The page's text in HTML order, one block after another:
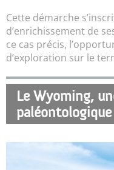
Cette démarche
d’enrichissement de
ce cas précis,
d’exploration sur le
Le Wyoming,